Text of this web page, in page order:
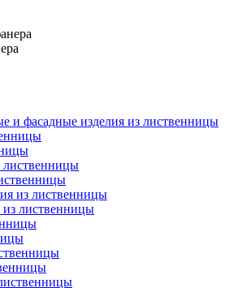
и фасадные изделия из лиственницы
лиственницы